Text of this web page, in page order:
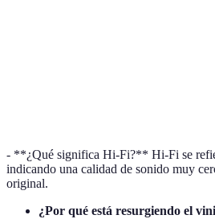
- **¿Qué significa Hi-Fi?** Hi-Fi se
indicando una calidad de sonido muy
original.
¿Por qué está resurgiendo el